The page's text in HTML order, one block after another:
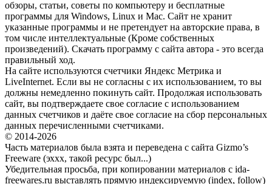
обзоры, статьи, советы по компьютеру и бесплатные
программы для Windows, Linux и Mac. Сайт не хранит
указанные программы и не претендует на авторские права, в
том числе интеллектуальные (Кроме собственных
произведений). Скачать программу с сайта автора - это всегда
правильный ход.
На сайте используются счетчики Яндекс Метрика и
LiveInternet. Если вы не согласны с их использованием, то вы
должны немедленно покинуть сайт. Продолжая использовать
сайт, вы подтверждаете свое согласие с использованием
данных счетчиков и даёте свое согласие на сбор персональных
данных перечисленными счетчиками.
© 2014-2026
Часть материалов была взята и переведена с сайта Gizmo’s
Freeware (эххх, такой ресурс был...)
Убедительная просьба, при копировании материалов с ida-
freewares.ru выставлять прямую индексируемую (index, follow)